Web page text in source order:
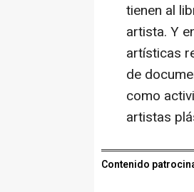
tienen al
artista. Y
artísticas
de
como
artistas
Contenido